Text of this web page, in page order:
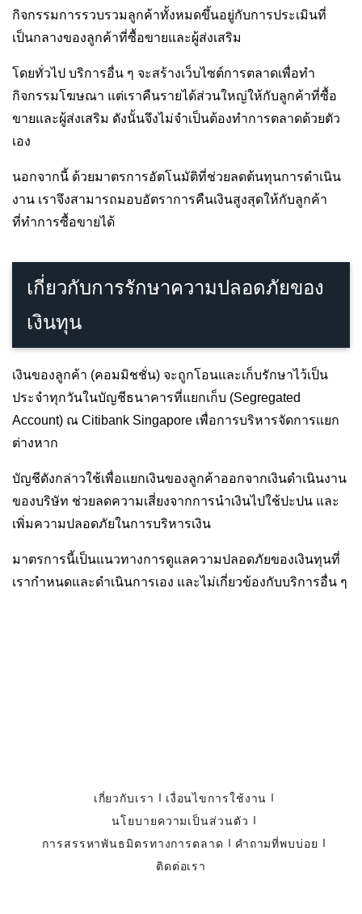
กิจกรรมการรวบรวมลูกค้าทั้งหมดขึ้นอยู่กับการประเมินที่
เป็นกลางของลูกค้าที่ซื้อขายและผู้ส่งเสริม
โดยทั่วไป บริการอื่น ๆ จะสร้างเว็บไซต์การตลาดเพื่อทำ
กิจกรรมโฆษณา แต่เราคืนรายได้ส่วนใหญ่ให้กับลูกค้าที่ซื้อ
ขายและผู้ส่งเสริม ดังนั้นจึงไม่จำเป็นต้องทำการตลาดด้วยตัว
เอง
นอกจากนี้ ด้วยมาตรการอัตโนมัติที่ช่วยลดต้นทุนการดำเนิน
งาน เราจึงสามารถมอบอัตราการคืนเงินสูงสุดให้กับลูกค้า
ที่ทำการซื้อขายได้
เกี่ยวกับการรักษาความปลอดภัยของ
เงินทุน
เงินของลูกค้า (คอมมิชชั่น) จะถูกโอนและเก็บรักษาไว้เป็น
ประจำทุกวันในบัญชีธนาคารที่แยกเก็บ (Segregated
Account) ณ Citibank Singapore เพื่อการบริหารจัดการแยก
ต่างหาก
บัญชีดังกล่าวใช้เพื่อแยกเงินของลูกค้าออกจากเงินดำเนินงาน
ของบริษัท ช่วยลดความเสี่ยงจากการนำเงินไปใช้ปะปน และ
เพิ่มความปลอดภัยในการบริหารเงิน
มาตรการนี้เป็นแนวทางการดูแลความปลอดภัยของเงินทุนที่
เรากำหนดและดำเนินการเอง และไม่เกี่ยวข้องกับบริการอื่น ๆ
เกี่ยวกับเรา
เงื่อนไขการใช้งาน
นโยบายความเป็นส่วนตัว
การสรรหาพันธมิตรทางการตลาด
คำถามที่พบบ่อย
ติดต่อเรา